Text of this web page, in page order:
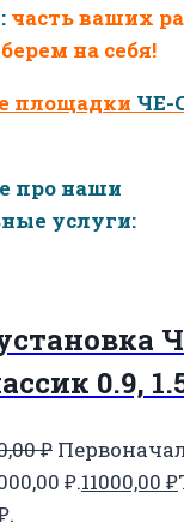
часть ваших
на себя!
площадки ЧЕ-
про наши
услуги:
0.9,
₽
₽.11000,00 ₽